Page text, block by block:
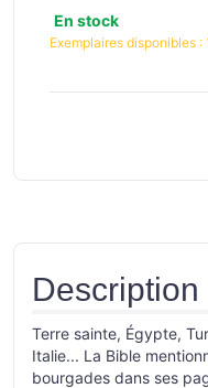
En stock
Exemplaires disponibles :
Description
Terre sainte, Égypte,
Italie... La Bible
bourgades dans ses